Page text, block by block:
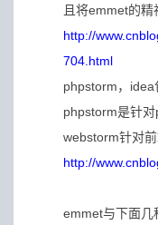
且将emmet的精
http://
704.html
phpstorm，
phpstorm是针对
webstorm针对前
http://
emmet与下面几